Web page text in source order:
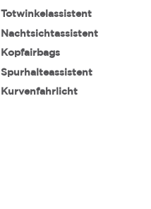
Totwinkelassistent
Nachtsichtassistent
Kopfairbags
Spurhalteassistent
Kurvenfahrlicht